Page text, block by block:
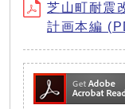
芝山町耐震
計画本編